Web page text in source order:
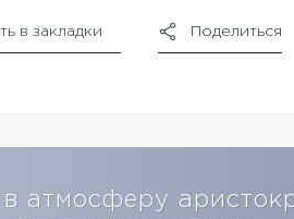
в закладки Поделиться
в атмосферу